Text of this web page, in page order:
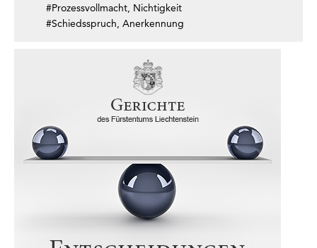
#Prozessvollmacht, Nichtigkeit
#Schiedsspruch, Anerkennung